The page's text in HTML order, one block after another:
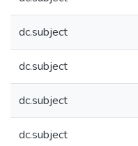
dc.subject
dc.subject
dc.subject
dc.subject